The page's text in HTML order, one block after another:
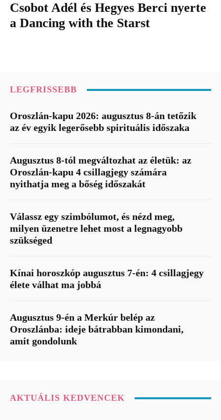
Csobot Adél és Hegyes Berci nyerte
a Dancing with the Starst
LEGFRISSEBB
Oroszlán-kapu 2026: augusztus 8-án tetőzik
az év egyik legerősebb spirituális időszaka
Augusztus 8-tól megváltozhat az életük: az
Oroszlán-kapu 4 csillagjegy számára
nyithatja meg a bőség időszakát
Válassz egy szimbólumot, és nézd meg,
milyen üzenetre lehet most a legnagyobb
szükséged
Kínai horoszkóp augusztus 7-én: 4 csillagjegy
élete válhat ma jobbá
Augusztus 9-én a Merkúr belép az
Oroszlánba: ideje bátrabban kimondani,
amit gondolunk
AKTUÁLIS KEDVENCEK